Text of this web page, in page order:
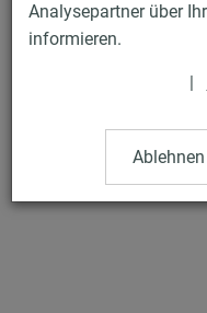
Analysepartner über
informieren.
|
Ablehnen
V2A Bohrschraube,
europäisch technischer